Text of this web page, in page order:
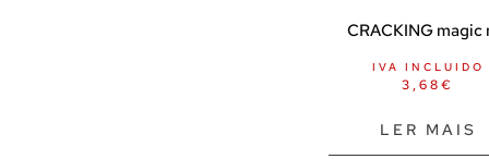
CRACKING magic
3,68€
IVA INCLUIDO
LER MAIS